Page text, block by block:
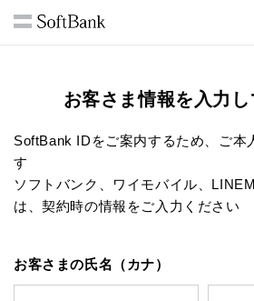
お客さま情報を入力
SoftBank IDをご案内するため、ご本
す
ソフトバンク、ワイモバイル、
は、契約時の情報をご入力ください
お客さまの氏名（カナ）